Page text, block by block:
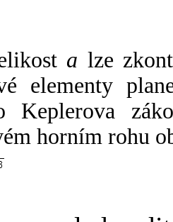
a lze
elementy
Keplerova
horním rohu